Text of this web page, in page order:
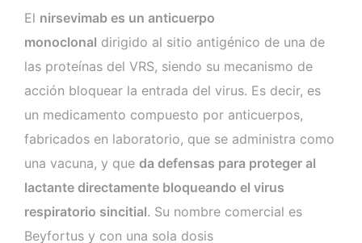
El nirsevimab es un anticuerpo
monoclonal dirigido al sitio antigénico de una de
las proteínas del VRS, siendo su mecanismo de
acción bloquear la entrada del virus. Es decir, es
un medicamento compuesto por anticuerpos,
fabricados en laboratorio, que se administra como
una vacuna, y que da defensas para proteger al
lactante directamente bloqueando el virus
respiratorio sincitial. Su nombre comercial es
Beyfortus y con una sola dosis